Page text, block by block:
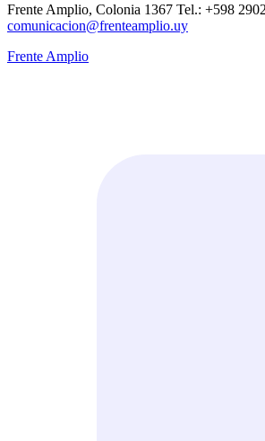
Frente Amplio, Colonia 1367 Tel.: +598
comunicacion@frenteamplio.uy
Frente Amplio